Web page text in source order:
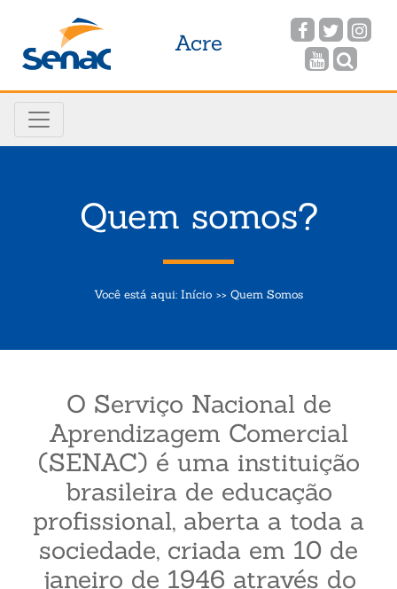
Acre
Quem somos?
Você está aqui: Início Quem Somos
O Serviço Nacional de
Aprendizagem Comercial
(SENAC) é uma instituição
brasileira de educação
profissional, aberta a toda a
sociedade, criada em 10 de
janeiro de 1946 através do